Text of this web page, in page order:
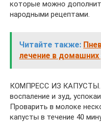
которые можно
народными рецептами.
Читайте также:
лечение в домашних
КОМПРЕСС ИЗ КАПУСТЫ.
воспаление и зуд,
Проварить в молоке
капусты в течение 40